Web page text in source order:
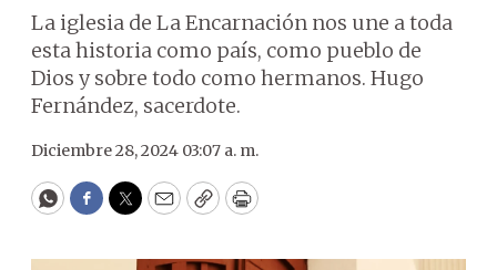
La iglesia de La Encarnación nos une a toda
esta historia como país, como pueblo de
Dios y sobre todo como hermanos. Hugo
Fernández, sacerdote.
Diciembre 28, 2024 03:07 a. m.
WhatsApp
Facebook
Twitter
EmailCopyPrint